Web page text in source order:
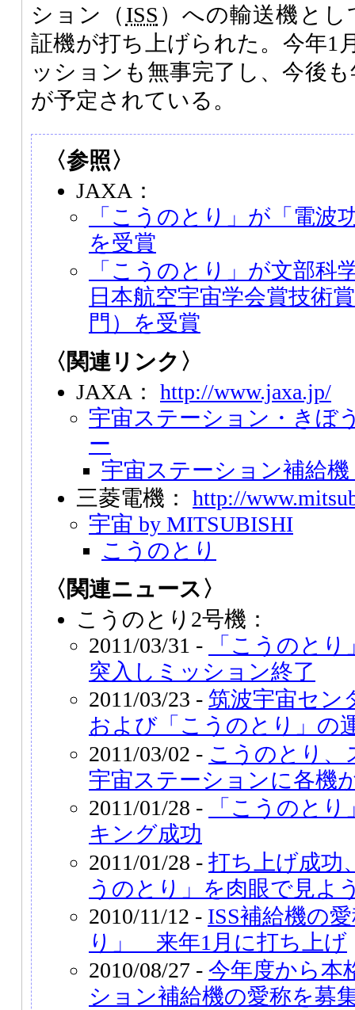
ション（ ISS ）への輸送機とし
証機が打ち上げられた。今年1
ッションも無事完了し、今後
が予定されている。
〈参照〉
JAXA：
「こうのとり」が「電波
を受賞
「こうのとり」が文部科
日本航空宇宙学会賞技術
門）を受賞
〈関連リンク〉
JAXA： http://www.jaxa.jp/
宇宙ステーション・きぼ
ー
宇宙ステーション補給
三菱電機： http://
宇宙 by MITSUBISHI
こうのとり
〈関連ニュース〉
こうのとり2号機：
2011/03/31 -
「こうのと
突入しミッション終了
2011/03/23 - 筑波宇宙セン
および「こうのとり」の
2011/03/02 - こうのとり
宇宙ステーションに各機
2011/01/28 -
「こうのと
キング成功
2011/01/28 - 打ち上げ成功
うのとり」を肉眼で見よ
2010/11/12 - ISS補給機の
り」 来年1月に打ち上げ
2010/08/27 - 今年度から本
ション補給機の愛称を募